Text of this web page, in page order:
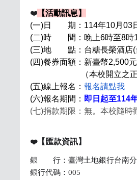
❤️ 【活動訊息】
(一)日 期：114年10月03日
(二)時 間：晚上6時至8時
(三)地 點：台糖長榮酒店(
(四)餐券面額：新臺幣2,500
（本校開立之正式收
(五)線上報名： 報名請點我
(六)報名期間： 即日起至114
(七)捐款期限：無。本校隨時
❤️【匯款資訊】
銀 行：臺灣土地銀行台南
銀行代碼：005